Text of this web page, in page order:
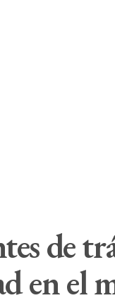
de
en el